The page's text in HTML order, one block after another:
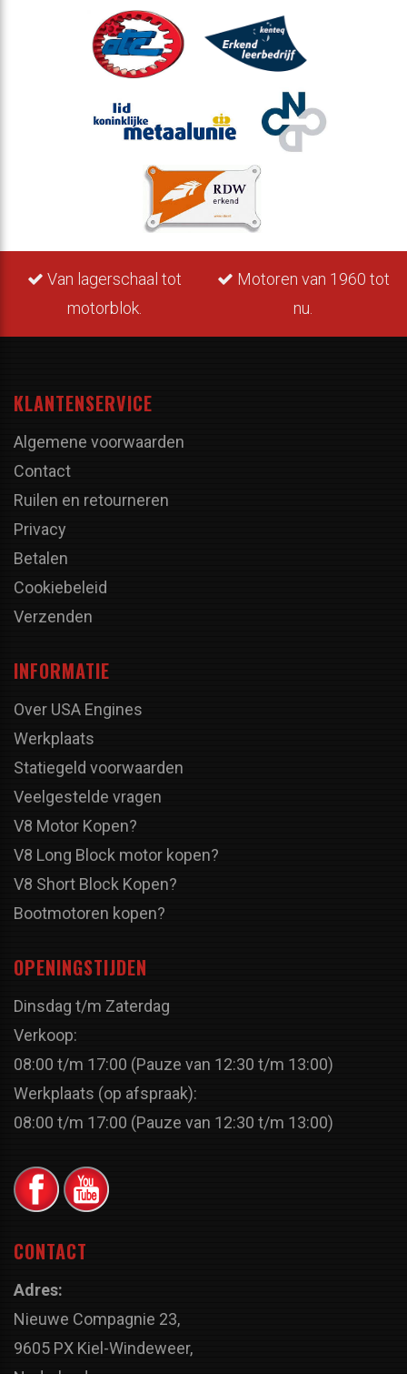
Van lagerschaal tot
motorblok.
Motoren van 1960 tot
nu.
KLANTENSERVICE
Algemene voorwaarden
Contact
Ruilen en retourneren
Privacy
Betalen
Cookiebeleid
Verzenden
INFORMATIE
Over USA Engines
Werkplaats
Statiegeld voorwaarden
Veelgestelde vragen
V8 Motor Kopen?
V8 Long Block motor kopen?
V8 Short Block Kopen?
Bootmotoren kopen?
OPENINGSTIJDEN
Dinsdag t/m Zaterdag
Verkoop:
08:00 t/m 17:00 (Pauze van 12:30 t/m 13:00)
Werkplaats (op afspraak):
08:00 t/m 17:00 (Pauze van 12:30 t/m 13:00)
CONTACT
Adres:
Nieuwe Compagnie 23,
9605 PX Kiel-Windeweer,